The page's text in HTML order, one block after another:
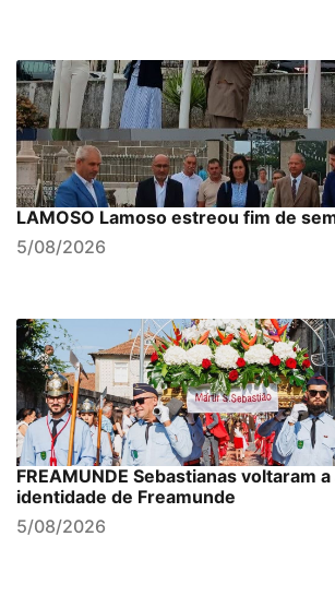
LAMOSO Lamoso estreou fim de
5/08/2026
FREAMUNDE Sebastianas voltaram
identidade de Freamunde
5/08/2026